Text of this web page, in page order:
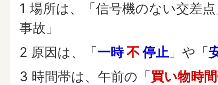
1 場所は、「信号機のない交差
事故」
2 原因は、「一時不停止 」や「
3 時間帯は、午前の「買い物時